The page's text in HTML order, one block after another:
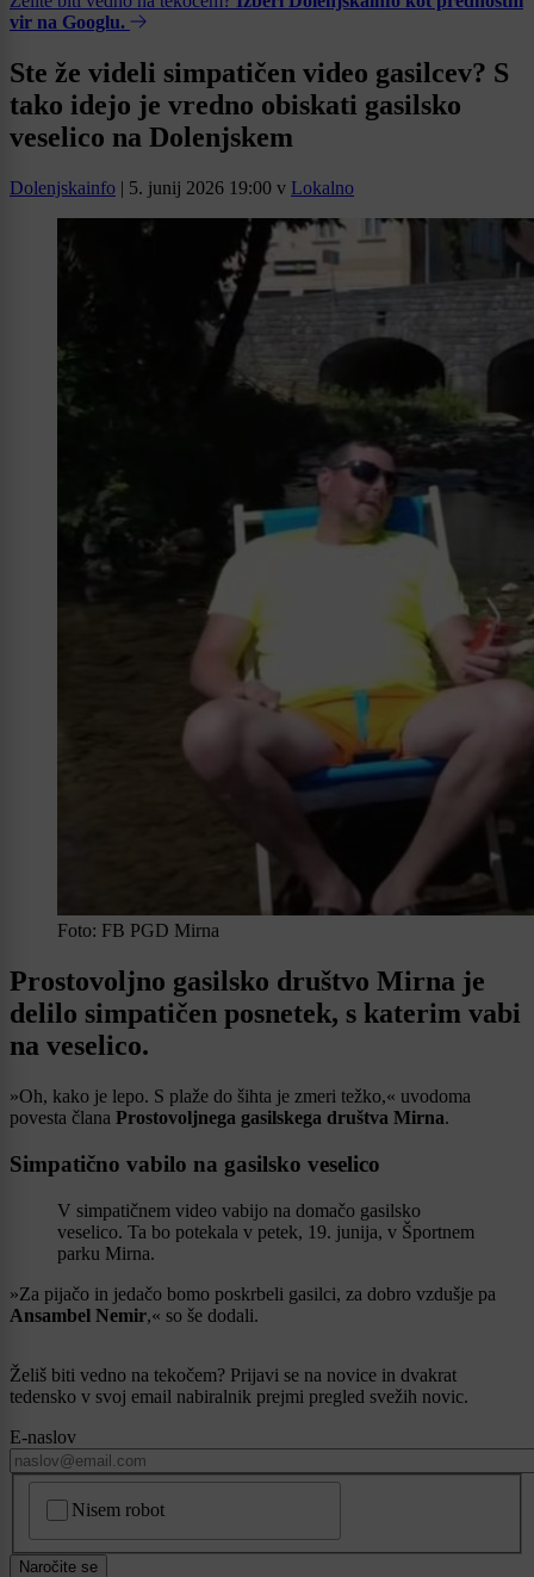
vir na Googlu.
Ste že videli simpatičen video gasilcev? S
tako idejo je vredno obiskati gasilsko
veselico na Dolenjskem
Dolenjskainfo | 5. junij 2026 19:00 v Lokalno
Foto: FB PGD Mirna
Prostovoljno gasilsko društvo Mirna je
delilo simpatičen posnetek, s katerim vabi
na veselico.
»Oh, kako je lepo. S plaže do šihta je zmeri težko,« uvodoma
povesta člana Prostovoljnega gasilskega društva Mirna.
Simpatično vabilo na gasilsko veselico
V simpatičnem video vabijo na domačo gasilsko
veselico. Ta bo potekala v petek, 19. junija, v Športnem
parku Mirna.
»Za pijačo in jedačo bomo poskrbeli gasilci, za dobro vzdušje pa
Ansambel Nemir,« so še dodali.
Želiš biti vedno na tekočem? Prijavi se na novice in dvakrat
tedensko v svoj email nabiralnik prejmi pregled svežih novic.
E-naslov
Nisem robot
Naročite se